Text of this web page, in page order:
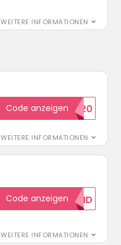
WEITERE INFORMATIONEN
WEITERE INFORMATIONEN
Code anzeigen
WELCOME20
WEITERE INFORMATIONEN
Code anzeigen
GRATISVERSAND